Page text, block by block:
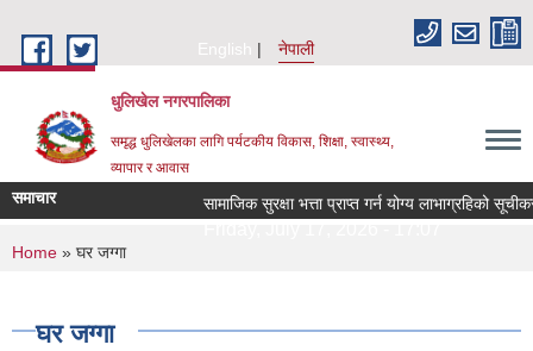
English
नेपाली
धुलिखेल नगरपालिका
समृद्ध धुलिखेलका लागि पर्यटकीय विकास, शिक्षा, स्वास्थ्य,
व्यापार र आवास
समाचार सामाजिक सुरक्षा भत्ता प्राप्त गर्न योग्य लाभाग्रहिको
You are here
Home » घर जग्गा
घर जग्गा